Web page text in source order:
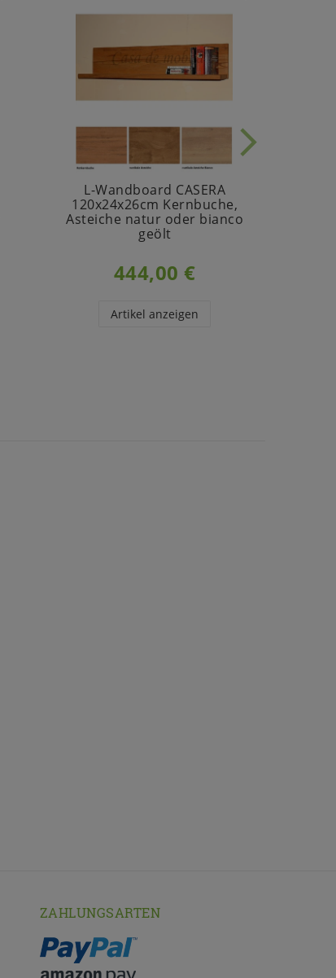
L-Wandboard CASERA
120x24x26cm Kernbuche,
Asteiche natur oder bianco
geölt
444,00 €
Artikel anzeigen
ZAHLUNGSARTEN